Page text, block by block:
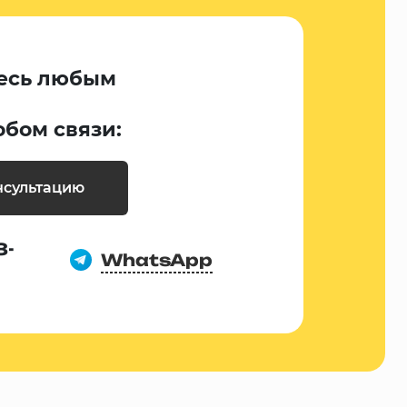
любым
связи:
WhatsApp